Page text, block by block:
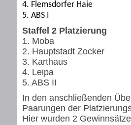
4. Flemsdorfer Haie
5. ABS I
Staffel 2 Platzierung
1. Moba
2. Hauptstadt Zocker
3. Karthaus
4. Leipa
5. ABS II
In den anschließenden
Paarungen der
Hier wurden 2